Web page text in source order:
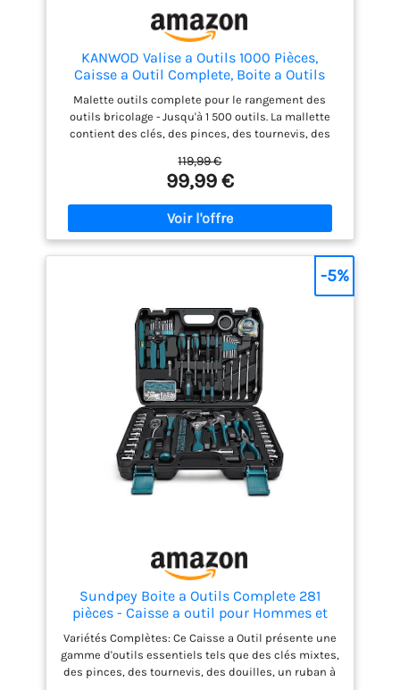
KANWOD Valise a Outils 1000 Pièces,
Caisse a Outil Complete, Boite a Outils
Portable avec Roulettes, Mallette en
Aluminium, Kit Outils Bricolage pour
Hobby et Travaux Domestiques
Malette outils complete pour le rangement des
outils bricolage - Jusqu'à 1 500 outils. La mallette
contient des clés, des pinces, des tournevis, des
des clés à douille et bien d'autres outils. Qualité
supérieure - Le caisse a outils est fabriqué en
aluminium robuste, qui offre une excellente
protection contre les dommages mécaniques. Tous
les outils se distinguent par leur qualité de
fabrication, leur robustesse et leurs matériaux
professionnels expérimentés. Qu'il s'agisse de
petites réparations dans la maison, de travaux
d'atelier ou de tâches professionnelles, cette
trousse à outils s'adaptera à toutes les situations.
Outils et accessoires essentiels à portée de main -
boite à outils est portable et peut donc être utilisée
partout. Grâce à sa construction robuste et à sa
poignée ergonomique, il peut être transporté
confortablement partout où vous travaillez, que ce
soit à la maison, dans le garage, dans l'atelier ou
sur le chantier. Caisse à outils sur roulettes - La
119,99 €
99,99 €
Sundpey Boite a Outils Complete 281
pièces - Caisse a outil pour Hommes et
Femmes Malette Outils Complet Avec
Ensemble de Clés à Douille Ensemble de
Tournevis Clé Hexagonale Métrique Pinces
Variétés Complètes: Ce Caisse a Outil présente une
gamme d'outils essentiels tels que des clés mixtes,
des pinces, des tournevis, des douilles, un ruban à
-5%